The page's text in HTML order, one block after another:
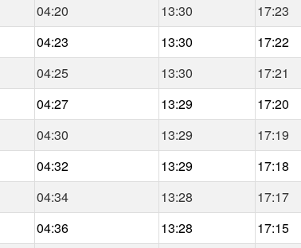
04:20 13:30 17:23
04:23 13:30 17:22
04:25 13:30 17:21
04:27 13:29 17:20
04:30 13:29 17:19
04:32 13:29 17:18
04:34 13:28 17:17
04:36 13:28 17:15